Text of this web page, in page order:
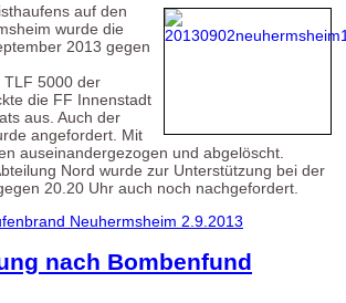
auf den
wurde die
2013 gegen
TLF 5000 der
die FF Innenstadt
aus. Auch der
angefordert. Mit
auseinandergezogen und abgelöscht.
Nord wurde zur Unterstützung bei der
20.20 Uhr auch noch nachgefordert.
Neuhermsheim 2.9.2013
nach Bombenfund